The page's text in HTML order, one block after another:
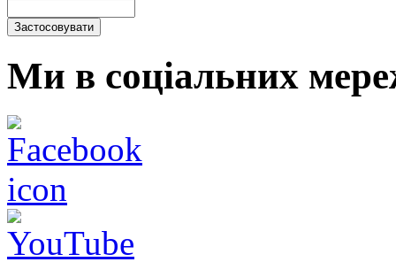
Ми в соціальних